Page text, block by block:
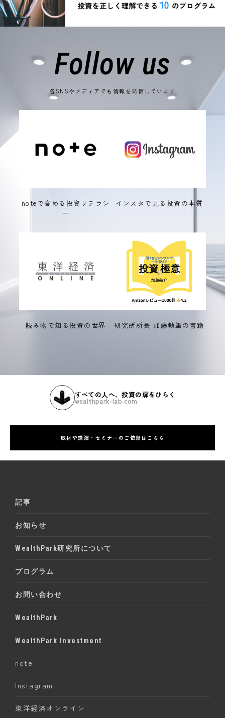
Follow us
各SNSやメディアでも情報を発信しています
noteで高める投資リテラシ
ー
インスタで見る投資の本質
読み物で知る投資の世界 研究所所長 加藤執筆の書籍
すべての人へ、投資の扉をひらく
wealthpark-lab.com
取材や講演・セミナーのご依頼はこちら
記事
お知らせ
WealthPark研究所について
プログラム
お問い合わせ
WealthPark
WealthPark Investment
note
Instagram
東洋経済オンライン